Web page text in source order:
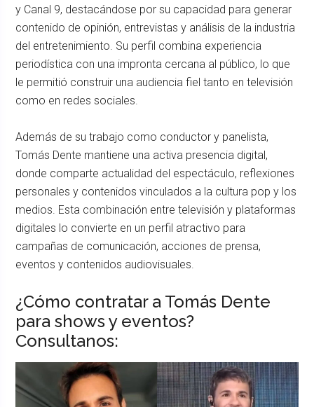
y Canal 9, destacándose por su capacidad para generar
contenido de opinión, entrevistas y análisis de la industria
del entretenimiento. Su perfil combina experiencia
periodística con una impronta cercana al público, lo que
le permitió construir una audiencia fiel tanto en televisión
como en redes sociales.
Además de su trabajo como conductor y panelista,
Tomás Dente mantiene una activa presencia digital,
donde comparte actualidad del espectáculo, reflexiones
personales y contenidos vinculados a la cultura pop y los
medios. Esta combinación entre televisión y plataformas
digitales lo convierte en un perfil atractivo para
campañas de comunicación, acciones de prensa,
eventos y contenidos audiovisuales.
¿Cómo contratar a Tomás Dente
para shows y eventos?
Consultanos: